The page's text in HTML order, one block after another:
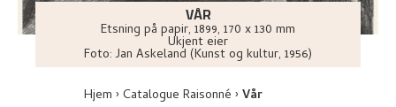
VÅR
Etsning på papir, 1899, 170 x 130 mm
Ukjent eier
Foto:Jan Askeland (Kunst og kultur, 1956)
Hjem Catalogue Raisonné Vår